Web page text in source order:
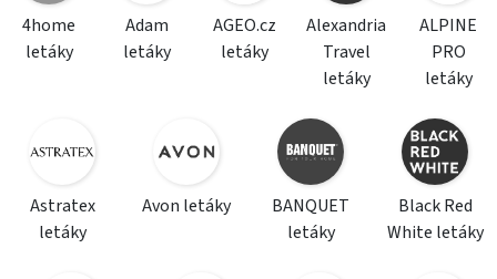
4home
letáky
Adam
letáky
AGEO.cz
letáky
Alexandria
Travel
letáky
ALPINE
PRO
letáky
Astratex
letáky
Avon letáky
BANQUET
letáky
Black Red
White letáky